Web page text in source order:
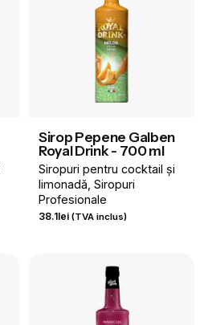
Sirop Pepene Galben
Royal Drink - 700 ml
Siropuri pentru cocktail și
limonadă Siropuri
Profesionale
38.1lei (TVA inclus)